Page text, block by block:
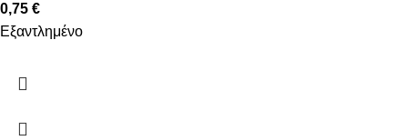
0,75 €
Εξαντλημένο